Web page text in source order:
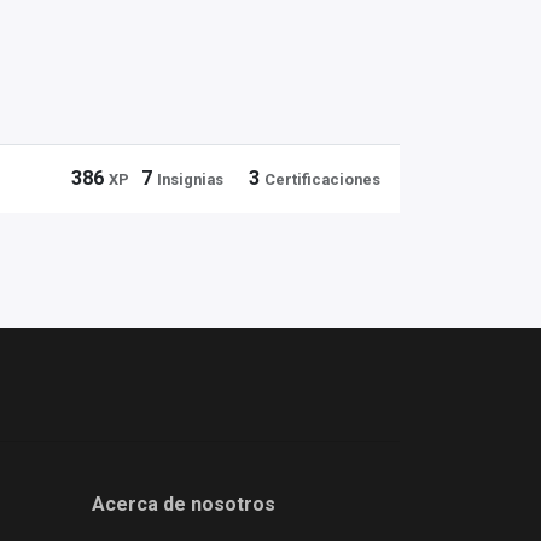
386 XP 7 Insignias 3 Certificaciones
Acerca de nosotros